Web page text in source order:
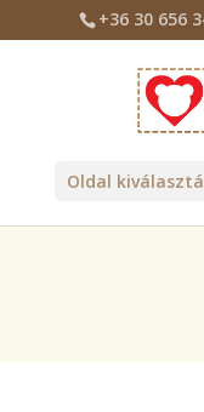
Deprecated: Required
parameter $tax_class in/
content/plugins/
+36 30 656
Oldal